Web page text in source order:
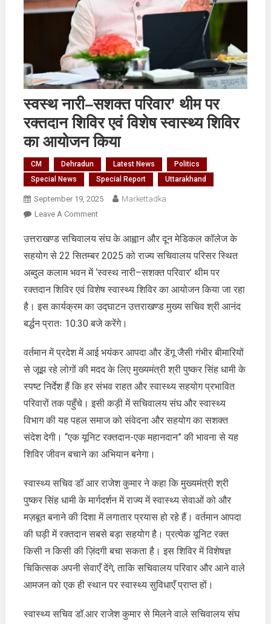
स्वस्थ नारी–सशक्त परिवार’ थीम पर
रक्तदान शिविर एवं विशेष स्वास्थ्य शिविर
का आयोजन किया
CM Dehradun Latest News
Politics
Special News
Special Report Uttarakhand
September 19, 2025
Markettadka
Leave A CommentOn
नारी–
सशक्त
परिवार’
थीम
रक्तदान
शिविर
विशेष
स्वास्थ्य
शिविर
आयोजन
किया
उत्तराखण्ड सचिवालय संघ के आह्वान और दून मेडिकल कॉलेज के
सहयोग से 22 सितम्बर 2025 को राज्य सचिवालय परिसर स्थित
अब्दुल कलाम भवन में ‘स्वस्थ नारी–सशक्त परिवार’ थीम पर
रक्तदान शिविर एवं विशेष स्वास्थ्य शिविर का आयोजन किया जा रहा
है। इस कार्यक्रम का उद्घाटन उत्तराखण्ड मुख्य सचिव श्री आनंद
बर्द्धन प्रातः 10:30 बजे करेंगे।
वर्तमान में प्रदेश में आई भयंकर आपदा और डेंगू जैसी गंभीर बीमारियों
से जूझ रहे लोगों की मदद के लिए मुख्यमंत्री श्री पुष्कर सिंह धामी के
स्पष्ट निर्देश हैं कि हर संभव राहत और स्वास्थ्य सहयोग प्रभावित
परिवारों तक पहुँचे। इसी कड़ी में सचिवालय संघ और स्वास्थ्य
विभाग की यह पहल समाज को संवेदना और सहयोग का सशक्त
संदेश देगी। “एक यूनिट रक्तदान-एक महानदान” की भावना से यह
शिविर जीवन बचाने का अभियान बनेगा।
स्वास्थ्य सचिव डॉ आर राजेश कुमार ने कहा कि मुख्यमंत्री श्री
पुष्कर सिंह धामी के मार्गदर्शन में राज्य में स्वास्थ्य सेवाओं को और
मज़बूत बनाने की दिशा में लगातार प्रयास हो रहे हैं। वर्तमान आपदा
की घड़ी में रक्तदान सबसे बड़ा सहयोग है। प्रत्येक यूनिट रक्त
किसी न किसी की ज़िंदगी बचा सकता है। इस शिविर में विशेषज्ञ
चिकित्सक अपनी सेवाएँ देंगे, ताकि सचिवालय परिवार और आने वाले
आमजन को एक ही स्थान पर स्वास्थ्य सुविधाएँ प्राप्त हों।
स्वास्थ्य सचिव डॉ.आर राजेश कुमार से मिलने वाले सचिवालय संघ